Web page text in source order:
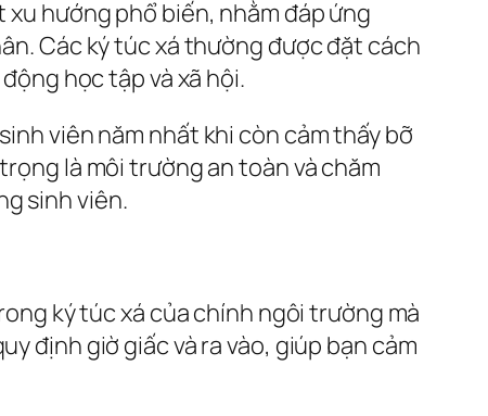
hướng phổ biến, nhằm đáp ứng
Các ký túc xá thường được đặt cách
học tập và xã hội.
viên năm nhất khi còn cảm thấy bỡ
là môi trường an toàn và chăm
sinh viên.
ký túc xá của chính ngôi trường mà
định giờ giấc và ra vào, giúp bạn cảm